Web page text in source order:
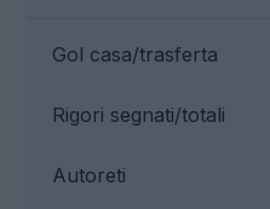
Gol casa/trasferta
Rigori segnati/totali
Autoreti